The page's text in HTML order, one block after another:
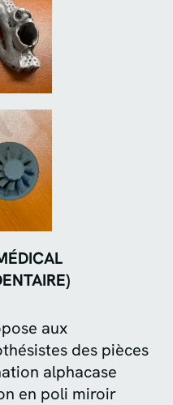
aux
des pièces
alphacase
en poli miroir